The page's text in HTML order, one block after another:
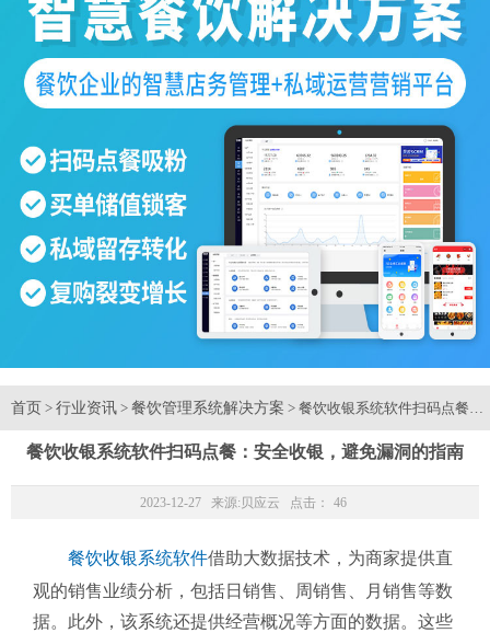
首页 > 行业资讯 > 餐饮管理系统解决方案 > 餐饮收银系统软件扫码点餐
餐饮收银系统软件扫码点餐：安全收银，避免漏洞的指南
2023-12-27 来源: 贝应云 点击： 46
餐饮收银系统软件借助大数据技术，为商家提供直
观的销售业绩分析，包括日销售、周销售、月销售等数
据。此外，该系统还提供经营概况等方面的数据。这些